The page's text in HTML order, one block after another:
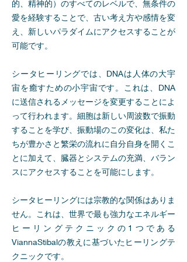
的、精神的）のすべてのレベルで、無条件の
愛を経験することで、古い考え方や感情を変
え、新しいパラダイムにアクセスすることが
可能です。
シータヒーリングでは、DNAは人体の大宇
宙を癒すための小宇宙です。これは、DNA
に送信されるメッセージを変更することによ
って行われます。細胞は新しい周波数で振動
することを学び、振動場のこの変化は、私た
ちが豊かさと繁栄の流れに自分自身を開くこ
とに加えて、臓器とシステムの充満、バラン
スにアクセスすることを可能にします。
シータヒーリングには宗教的な関係はありま
せん。これは、世界で最も強力なエネルギー
ヒーリングテクニックの1つである
ViannaStibalの教えに基づいたヒーリングテ
クニックです。